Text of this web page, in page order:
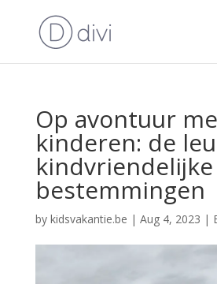
Op avontuur
kinderen: de
kindvriendelijke
bestemmingen
by kidsvakantie.be | Aug 4, 2023 |